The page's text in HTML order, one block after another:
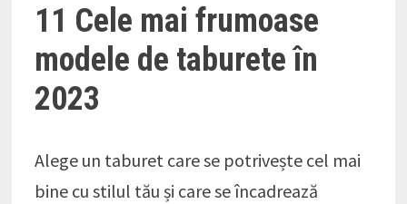
11 Cele mai frumoase
modele de taburete în
2023
Alege un taburet care se potrivește cel mai
bine cu stilul tău și care se încadrează